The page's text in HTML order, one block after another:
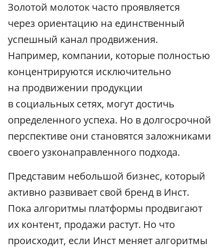
Золотой молоток часто проявляется
через ориентацию на единственный
успешный канал продвижения.
Например, компании, которые полностью
концентрируются исключительно
на продвижении продукции
в социальных сетях, могут достичь
определенного успеха. Но в долгосрочной
перспективе они становятся заложниками
своего узконаправленного подхода.
Представим небольшой бизнес, который
активно развивает свой бренд в Инст.
Пока алгоритмы платформы продвигают
их контент, продажи растут. Но что
происходит, если Инст меняет алгоритмы